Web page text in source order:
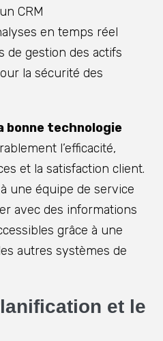
CRM
en temps réel
de gestion des actifs
la sécurité des
bonne technologie
l’efficacité,
et la satisfaction client.
une équipe de service
avec des informations
grâce à une
autres systèmes de
et le